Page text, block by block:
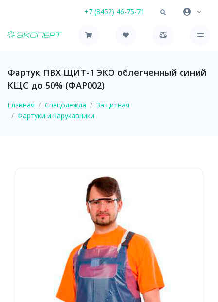
+7 (8452) 46-75-71
Фартук ПВХ ЩИТ-1 ЭКО облегченный синий
КЩС до 50% (ФАР002)
Главная Спецодежда
Защитная
Фартуки и нарукавники